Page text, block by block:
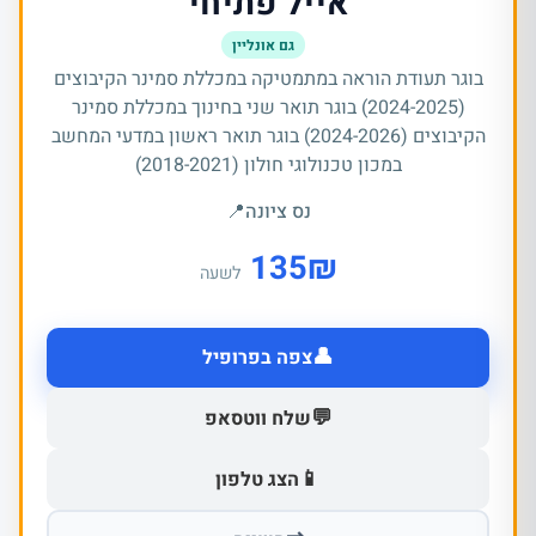
גם אונליין
בוגר תעודת הוראה במתמטיקה במכללת סמינר הקיבוצים
(2024-2025) בוגר תואר שני בחינוך במכללת סמינר
הקיבוצים (2024-2026) בוגר תואר ראשון במדעי המחשב
במכון טכנולוגי חולון (2018-2021)
נס ציונה📍
₪
135 לשעה
👤צפה בפרופיל
💬שלח ווטסאפ
📱 הצג טלפון